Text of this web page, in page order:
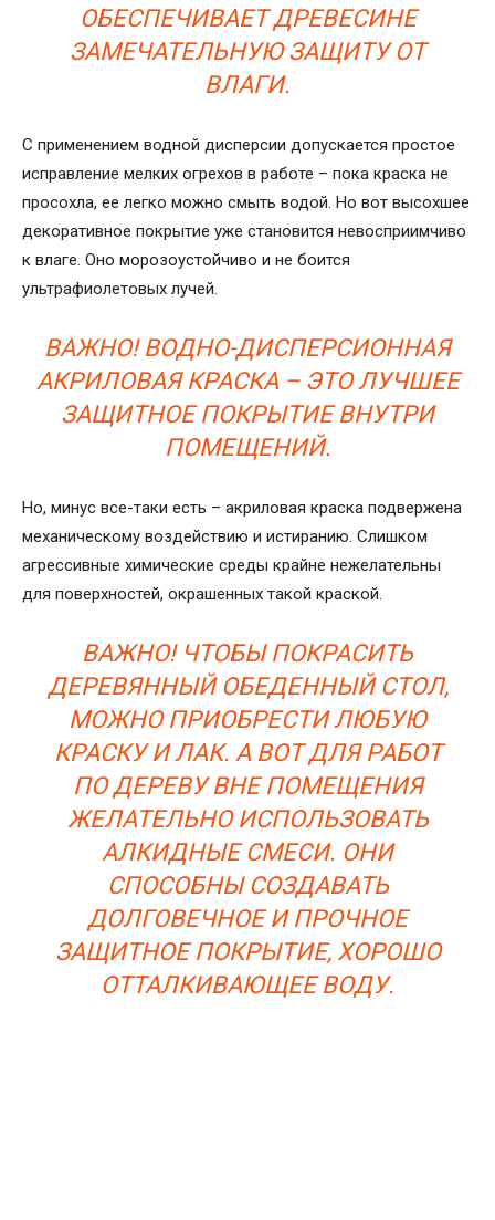
ОБЕСПЕЧИВАЕТ ДРЕВЕСИНЕ
ЗАМЕЧАТЕЛЬНУЮ ЗАЩИТУ ОТ
ВЛАГИ.
С применением водной дисперсии допускается простое
исправление мелких огрехов в работе – пока краска не
просохла, ее легко можно смыть водой. Но вот высохшее
декоративное покрытие уже становится невосприимчиво
к влаге. Оно морозоустойчиво и не боится
ультрафиолетовых лучей.
ВАЖНО! ВОДНО-ДИСПЕРСИОННАЯ
АКРИЛОВАЯ КРАСКА – ЭТО ЛУЧШЕЕ
ЗАЩИТНОЕ ПОКРЫТИЕ ВНУТРИ
ПОМЕЩЕНИЙ.
Но, минус все-таки есть – акриловая краска подвержена
механическому воздействию и истиранию. Слишком
агрессивные химические среды крайне нежелательны
для поверхностей, окрашенных такой краской.
ВАЖНО! ЧТОБЫ ПОКРАСИТЬ
ДЕРЕВЯННЫЙ ОБЕДЕННЫЙ СТОЛ,
МОЖНО ПРИОБРЕСТИ ЛЮБУЮ
КРАСКУ И ЛАК. А ВОТ ДЛЯ РАБОТ
ПО ДЕРЕВУ ВНЕ ПОМЕЩЕНИЯ
ЖЕЛАТЕЛЬНО ИСПОЛЬЗОВАТЬ
АЛКИДНЫЕ СМЕСИ. ОНИ
СПОСОБНЫ СОЗДАВАТЬ
ДОЛГОВЕЧНОЕ И ПРОЧНОЕ
ЗАЩИТНОЕ ПОКРЫТИЕ, ХОРОШО
ОТТАЛКИВАЮЩЕЕ ВОДУ.